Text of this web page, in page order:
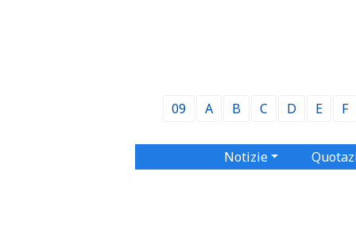
09 A B C D E F
Notizie